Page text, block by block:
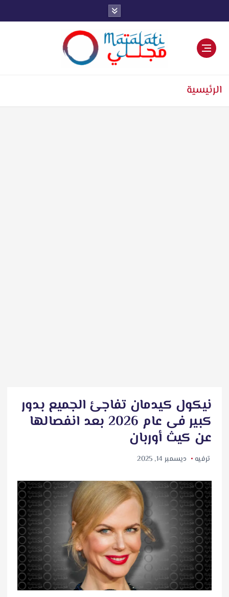
ل
الرئيسية
نيكول كيدمان تفاجئ الجميع بدور
كبير فى عام 2026 بعد انفصالها
عن كيث أوربان
ترفيه ديسمبر 14, 2025